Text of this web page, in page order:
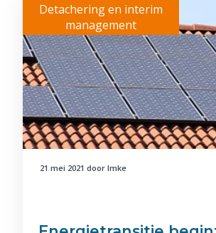
Detachering en interim
management
21 mei 2021 door Imke